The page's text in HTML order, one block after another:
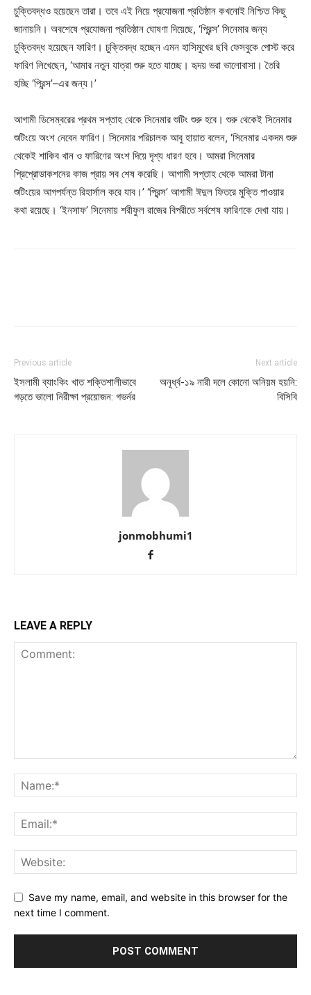
চুক্তিবদ্ধও হয়েছেন তারা। তবে এই নিয়ে প্রযোজনা প্রতিষ্ঠান কখনোই নিশ্চিত কিছু
জানায়নি। অবশেষে প্রযোজনা প্রতিষ্ঠান ঘোষণা দিয়েছে, ‘প্রিন্স’ সিনেমার জন্য
চুক্তিবদ্ধ হয়েছেন ফারিণ। চুক্তিবদ্ধ হচ্ছেন এমন হাসিমুখের ছবি ফেসবুকে পোস্ট করে
ফারিণ লিখেছেন, ‘আমার নতুন যাত্রা শুরু হতে যাচ্ছে। হৃদয় ভরা ভালোবাসা। তৈরি
হচ্ছি ‘প্রিন্স’–এর জন্য।’
আগামী ডিসেম্বরের প্রথম সপ্তাহ থেকে সিনেমার শুটিং শুরু হবে। শুরু থেকেই সিনেমার
শুটিংয়ে অংশ নেবেন ফারিণ। সিনেমার পরিচালক আবু হায়াত বলেন, ‘সিনেমার একদম শুরু
থেকেই শাকিব খান ও ফারিণের অংশ দিয়ে দৃশ্য ধারণ হবে। আমরা সিনেমার
প্রিপ্রোডাকশনের কাজ প্রায় সব শেষ করেছি। আগামী সপ্তাহ থেকে আমরা টানা
শুটিংয়ের আগপর্যন্ত রিহার্সাল করে যাব।’ ‘প্রিন্স’ আগামী ঈদুল ফিতরে মুক্তি পাওয়ার
কথা রয়েছে। ‘ইনসাফ’ সিনেমায় শরীফুল রাজের বিপরীতে সর্বশেষ ফারিণকে দেখা যায়।
Previous article
ইসলামী ব্যাংকিং খাত শক্তিশালীভাবে
গড়তে ভালো নিরীক্ষা প্রয়োজন: গভর্নর
Next article
অনূর্ধ্ব-১৯ নারী দলে কোনো অনিয়ম হয়নি:
বিসিবি
jonmobhumi1
LEAVE A REPLY
Save my name, email, and website in this browser for the
next time I comment.